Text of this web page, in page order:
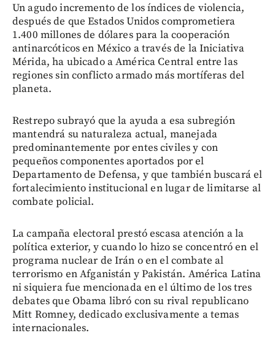
Un agudo incremento de los índices de violencia,
después de que Estados Unidos comprometiera
1.400 millones de dólares para la cooperación
antinarcóticos en México a través de la Iniciativa
Mérida, ha ubicado a América Central entre las
regiones sin conflicto armado más mortíferas del
planeta.
Restrepo subrayó que la ayuda a esa subregión
mantendrá su naturaleza actual, manejada
predominantemente por entes civiles y con
pequeños componentes aportados por el
Departamento de Defensa, y que también buscará el
fortalecimiento institucional en lugar de limitarse al
combate policial.
La campaña electoral prestó escasa atención a la
política exterior, y cuando lo hizo se concentró en el
programa nuclear de Irán o en el combate al
terrorismo en Afganistán y Pakistán. América Latina
ni siquiera fue mencionada en el último de los tres
debates que Obama libró con su rival republicano
Mitt Romney, dedicado exclusivamente a temas
internacionales.